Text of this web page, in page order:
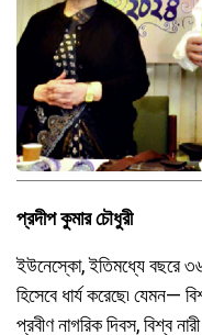
প্রদীপ কুমার চৌধুরী
ইউনেস্কো, ইতিমধ্যে বছরে
হিসেবে ধার্য করেছে৷ যেমন—
প্রবীণ নাগরিক দিবস, বিশ্ব